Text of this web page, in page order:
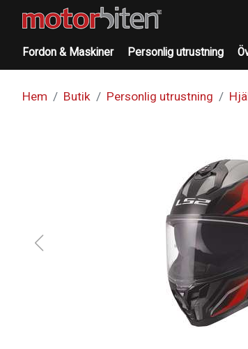
Fordon & Maskiner Personlig utrustning
Hem Butik Personlig utrustning